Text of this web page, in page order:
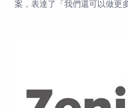
案，表達了「我們還可以做更